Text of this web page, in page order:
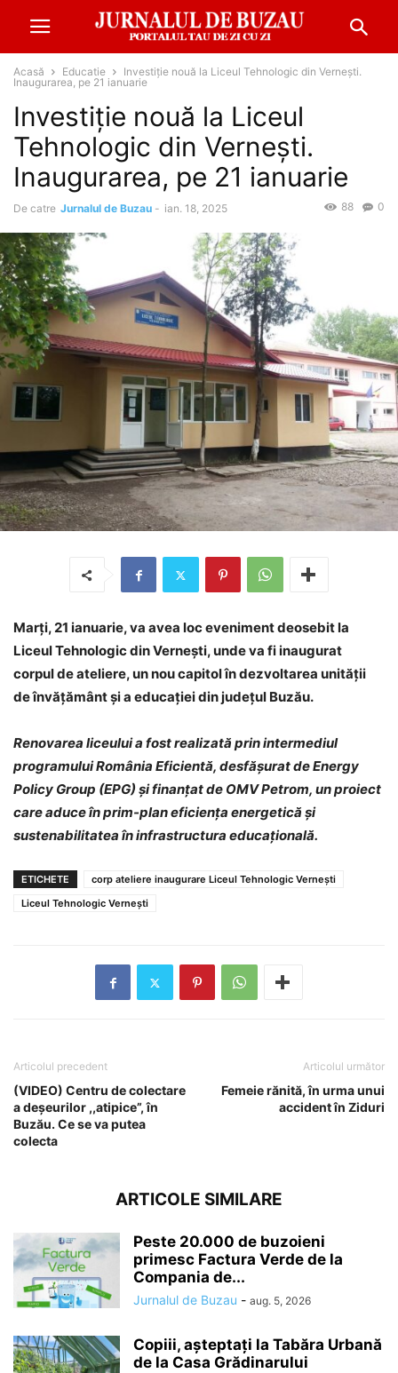
Acasă Educatie
Investiție nouă la Liceul Tehnologic din Vernești.
Inaugurarea, pe 21 ianuarie
Investiție nouă la Liceul
Tehnologic din Vernești.
Inaugurarea, pe 21 ianuarie
De catre Jurnalul de Buzau - ian. 18, 2025 0
88
Marți, 21 ianuarie, va avea loc eveniment deosebit la
Liceul Tehnologic din Vernești, unde va fi inaugurat
corpul de ateliere, un nou capitol în dezvoltarea unității
de învățământ și a educației din județul Buzău.
Renovarea liceului a fost realizată prin intermediul
programului România Eficientă, desfășurat de Energy
Policy Group (EPG) și finanțat de OMV Petrom, un proiect
care aduce în prim-plan eficiența energetică și
sustenabilitatea în infrastructura educațională.
ETICHETE
corp ateliere inaugurare Liceul Tehnologic Vernești
Liceul Tehnologic Vernești
Articolul precedent
(VIDEO) Centru de colectare
a deșeurilor ,,atipice”, în
Buzău. Ce se va putea
colecta
Articolul următor
Femeie rănită, în urma unui
accident în Ziduri
ARTICOLE SIMILARE
Peste 20.000 de buzoieni
primesc Factura Verde de la
Compania de...
Jurnalul de Buzau - aug. 5, 2026
Copiii, așteptați la Tabăra Urbană
de la Casa Grădinarului